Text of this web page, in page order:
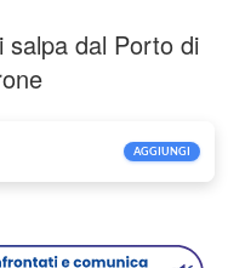
salpa dal Porto di
AGGIUNGI